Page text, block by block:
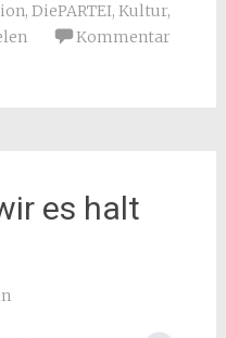
, DiePARTEI, Kultur,
Kommentar
es halt